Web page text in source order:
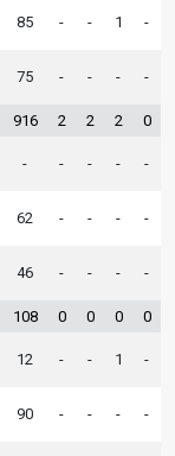
85 - - 1 -
75 - - - -
916 2 2 2 0
- - - - -
62 - - - -
46 - - - -
108 0 0 0 0
12 - - 1 -
90 - - - -